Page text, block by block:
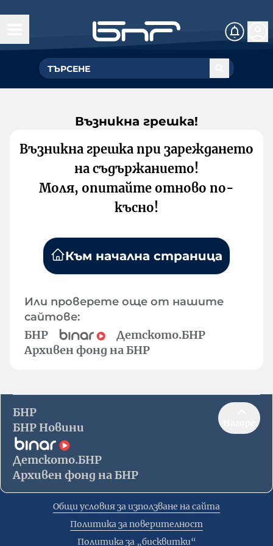
Възникна грешка!
Възникна грешка при зареждането
на съдържанието!
Моля, опитайте отново по-
късно!
Към начална страница
Или проверете още от нашите
сайтове:
БНР
Детското.БНР
Архивен фонд на БНР
БНР
БНР Новини
Детското.БНР
Архивен фонд на БНР
Общи условия за използване на сайта
Политика за поверителност
Политика за „бисквитки“